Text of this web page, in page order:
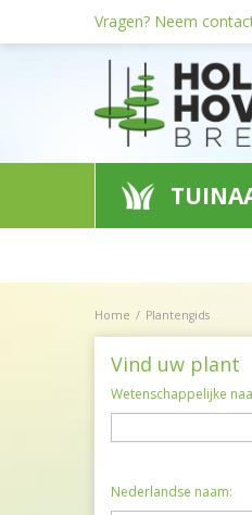
Home Plantengids
Vragen? Neem
Vind uw plant
Wetenschappelijke
Nederlandse naam: